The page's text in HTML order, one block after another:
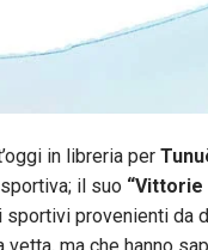
in libreria per
il suo
provenienti da